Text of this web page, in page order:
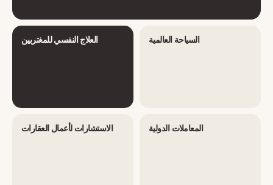
العلاج النفسي للمغتربين السياحة العالمية
الاستشارات لأعمال العقارات المعاملات الدولية